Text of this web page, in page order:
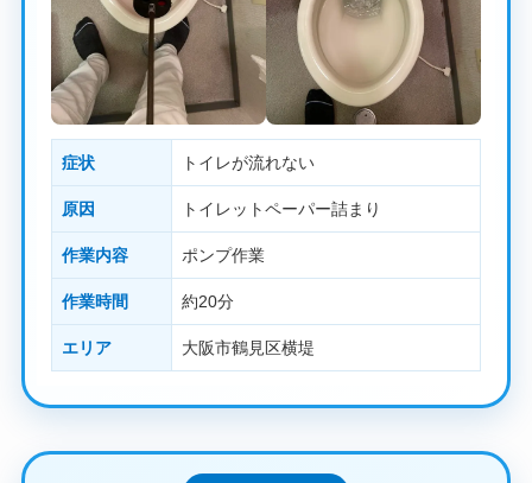
症状 トイレが流れない
原因 トイレットペーパー詰まり
作業内容 ポンプ作業
作業時間 約20分
エリア 大阪市鶴見区横堤